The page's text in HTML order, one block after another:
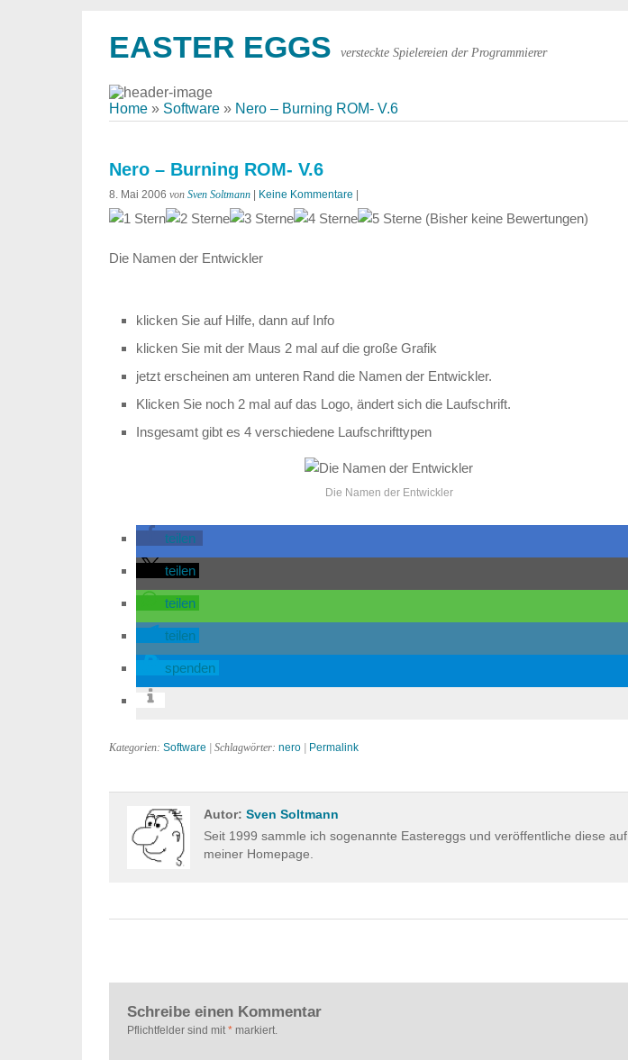
EASTER EGGS versteckte Spielereien der Programmierer
Home » Software » Nero – Burning ROM- V.6
Nero – Burning ROM- V.6
8. Mai 2006 von Sven Soltmann Keine Kommentare
(Bisher keine Bewertungen)
Die Namen der Entwickler
klicken Sie auf Hilfe, dann auf Info
klicken Sie mit der Maus 2 mal auf die große Grafik
jetzt erscheinen am unteren Rand die Namen der Entwickler.
Klicken Sie noch 2 mal auf das Logo, ändert sich die Laufschrift.
Insgesamt gibt es 4 verschiedene Laufschrifttypen
Die Namen der Entwickler
teilen
teilen
teilen
teilen
spenden
Kategorien: Software | Schlagwörter: nero Permalink
Autor: Sven Soltmann
Seit 1999 sammle ich sogenannte Eastereggs und veröffentliche diese auf
meiner Homepage.
Schreibe einen Kommentar
Pflichtfelder sind mit * markiert.